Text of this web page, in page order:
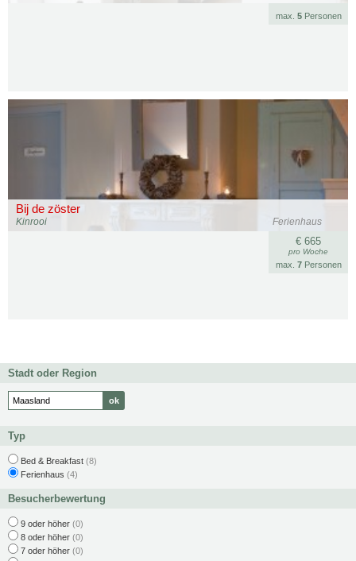
max. 5Personen
Bij de zöster
Ferienhaus
Kinrooi
€ 665
pro Woche
max. 7Personen
Stadt oder Region
Typ
Bed & Breakfast (8)
Ferienhaus (4)
Besucherbewertung
9 oder höher (0)
8 oder höher (0)
7 oder höher (0)